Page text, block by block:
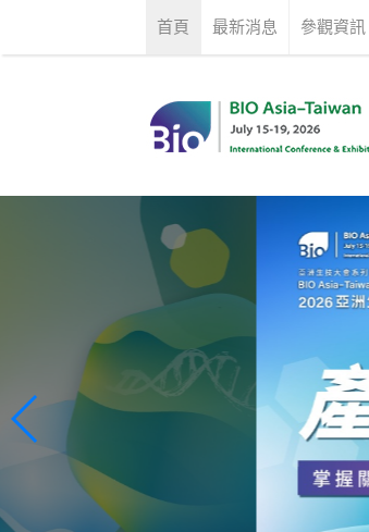
首頁 最新消息 參觀資訊